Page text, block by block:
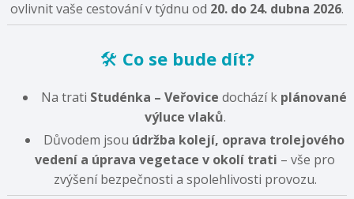
ovlivnit vaše cestování v týdnu od 20. do 24. dubna 2026.
🛠️ Co se bude dít?
Na trati Studénka – Veřovice dochází k plánované
výluce vlaků.
Důvodem jsou údržba kolejí, oprava trolejového
vedení a úprava vegetace v okolí trati – vše pro
zvýšení bezpečnosti a spolehlivosti provozu.